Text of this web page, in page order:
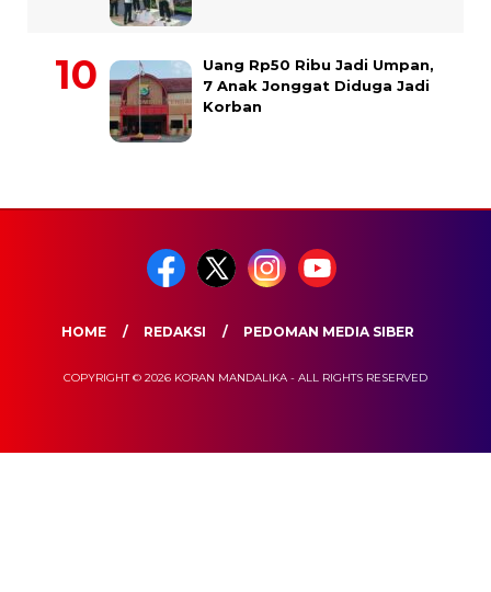
Uang Rp50 Ribu Jadi Umpan,
7 Anak Jonggat Diduga Jadi
Korban
HOME REDAKSI PEDOMAN MEDIA SIBER
COPYRIGHT © 2026 KORAN MANDALIKA - ALL RIGHTS RESERVED